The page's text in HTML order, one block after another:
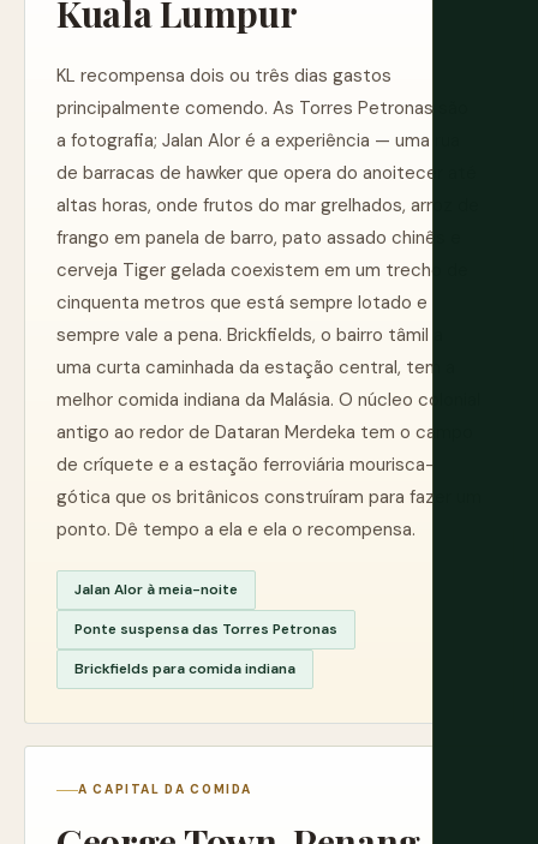
Kuala Lumpur
KL recompensa dois ou três dias gastos
principalmente comendo. As Torres Petronas são
a fotografia; Jalan Alor é a experiência — uma rua
de barracas de hawker que opera do anoitecer até
altas horas, onde frutos do mar grelhados, arroz de
frango em panela de barro, pato assado chinês e
cerveja Tiger gelada coexistem em um trecho de
cinquenta metros que está sempre lotado e
sempre vale a pena. Brickfields, o bairro tâmil a
uma curta caminhada da estação central, tem a
melhor comida indiana da Malásia. O núcleo colonial
antigo ao redor de Dataran Merdeka tem o campo
de críquete e a estação ferroviária mourisca-
gótica que os britânicos construíram para fazer um
ponto. Dê tempo a ela e ela o recompensa.
Jalan Alor à meia-noite
Ponte suspensa das Torres Petronas
Brickfields para comida indiana
A CAPITAL DA COMIDA